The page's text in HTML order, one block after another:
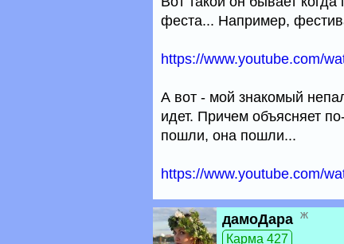
феста... Например,
https://www.youtube.com/
А вот - мой знакомый
идет. Причем объясняет
пошли, она пошли...
https://www.youtube.com/
дамоДара ж
Карма 427